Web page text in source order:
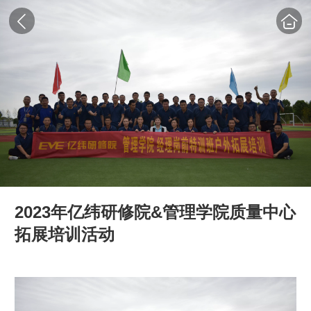
2023年亿纬研修院&管理学院质量中心
拓展培训活动